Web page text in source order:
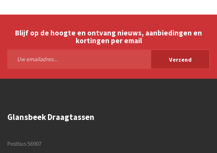
Blijf op de hoogte en ontvang nieuws, aanbiedingen en
kortingen per email
Verzend
Glansbeek Draagtassen
Postbus 56907